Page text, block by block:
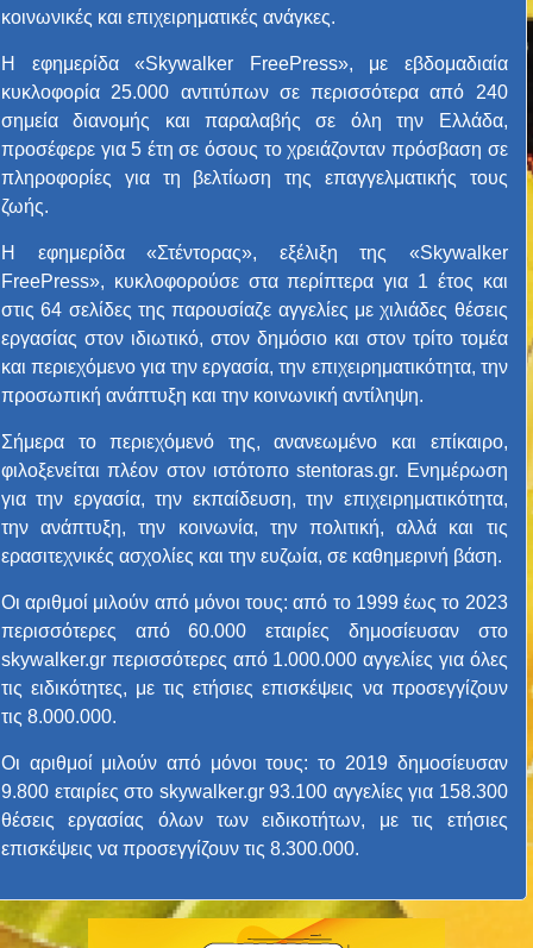
κοινωνικές και επιχειρηματικές ανάγκες.
H εφημερίδα «Skywalker FreePress», με εβδομαδιαία
κυκλοφορία 25.000 αντιτύπων σε περισσότερα από 240
σημεία διανομής και παραλαβής σε όλη την Ελλάδα,
προσέφερε για 5 έτη σε όσους το χρειάζονταν πρόσβαση σε
πληροφορίες για τη βελτίωση της επαγγελματικής τους
ζωής.
Η εφημερίδα «Στέντορας», εξέλιξη της «Skywalker
FreePress», κυκλοφορούσε στα περίπτερα για 1 έτος και
στις 64 σελίδες της παρουσίαζε αγγελίες με χιλιάδες θέσεις
εργασίας στον ιδιωτικό, στον δημόσιο και στον τρίτο τομέα
και περιεχόμενο για την εργασία, την επιχειρηματικότητα, την
προσωπική ανάπτυξη και την κοινωνική αντίληψη.
Σήμερα το περιεχόμενό της, ανανεωμένο και επίκαιρο,
φιλοξενείται πλέον στον ιστότοπο stentoras.gr. Ενημέρωση
για την εργασία, την εκπαίδευση, την επιχειρηματικότητα,
την ανάπτυξη, την κοινωνία, την πολιτική, αλλά και τις
ερασιτεχνικές ασχολίες και την ευζωία, σε καθημερινή βάση.
Οι αριθμοί μιλούν από μόνοι τους: από το 1999 έως το 2023
περισσότερες από 60.000 εταιρίες δημοσίευσαν στο
skywalker.gr περισσότερες από 1.000.000 αγγελίες για όλες
τις ειδικότητες, με τις ετήσιες επισκέψεις να προσεγγίζουν
τις 8.000.000.
Οι αριθμοί μιλούν από μόνοι τους: το 2019 δημοσίευσαν
9.800 εταιρίες στο skywalker.gr 93.100 αγγελίες για 158.300
θέσεις εργασίας όλων των ειδικοτήτων, με τις ετήσιες
επισκέψεις να προσεγγίζουν τις 8.300.000.